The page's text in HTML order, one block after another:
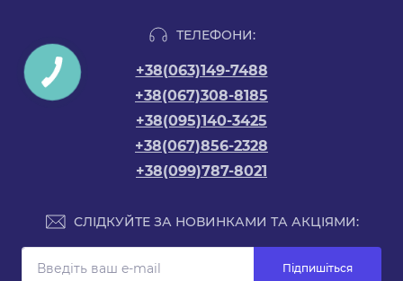
ТЕЛЕФОНИ:
+38(063)149-7488
+38(067)308-8185
+38(095)140-3425
+38(067)856-2328
+38(099)787-8021
СЛІДКУЙТЕ ЗА НОВИНКАМИ ТА АКЦІЯМИ:
Підпишіться